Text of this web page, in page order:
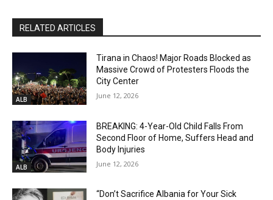
RELATED ARTICLES
ALB
Tirana in Chaos! Major Roads Blocked as
Massive Crowd of Protesters Floods the
City Center
June 12, 2026
ALB
BREAKING: 4-Year-Old Child Falls From
Second Floor of Home, Suffers Head and
Body Injuries
June 12, 2026
“Don’t Sacrifice Albania for Your Sick